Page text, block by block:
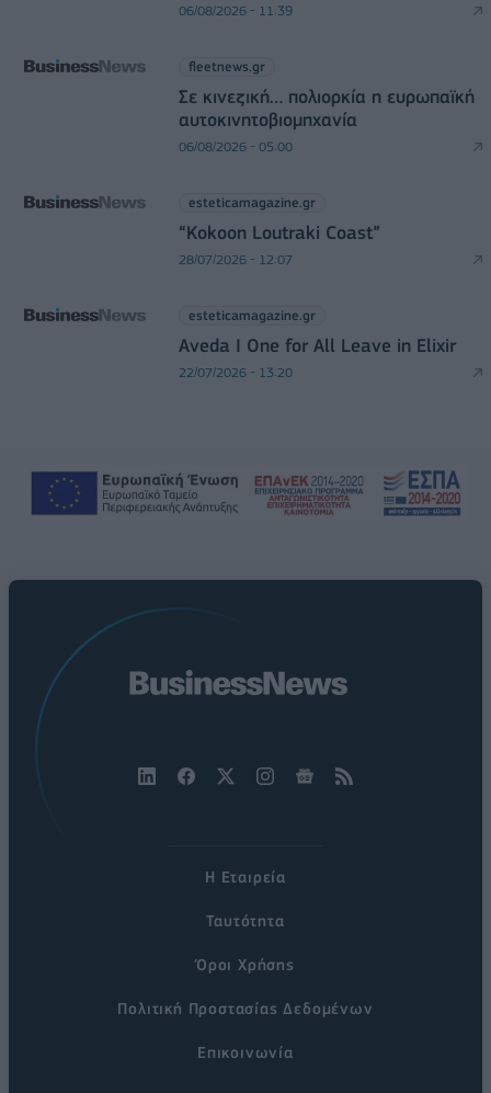
06/08/2026 - 11:39
fleetnews.gr
Σε κινεζική… πολιορκία η ευρωπαϊκή
αυτοκινητοβιομηχανία
06/08/2026 - 05:00
esteticamagazine.gr
“Kokoon Loutraki Coast”
28/07/2026 - 12:07
esteticamagazine.gr
Aveda I One for All Leave in Elixir
22/07/2026 - 13:20
Η Εταιρεία
Ταυτότητα
Όροι Χρήσης
Πολιτική Προστασίας Δεδομένων
Επικοινωνία